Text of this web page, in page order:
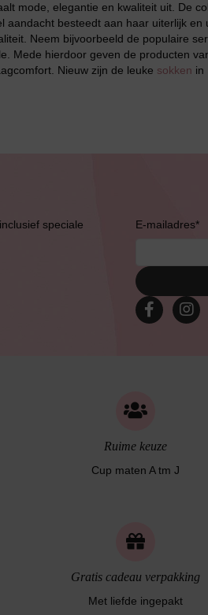
mode, elegantie en kwaliteit uit. De
aandacht besteedt aan haar uiterlijk en
Neem bijvoorbeeld de populaire
Mede hierdoor geven de producten
Nieuw zijn de leuke sokken in
speciale
E-mailadres*
Ruime keuze
Cup maten A tm J
Gratis cadeau verpakking
Met liefde ingepakt